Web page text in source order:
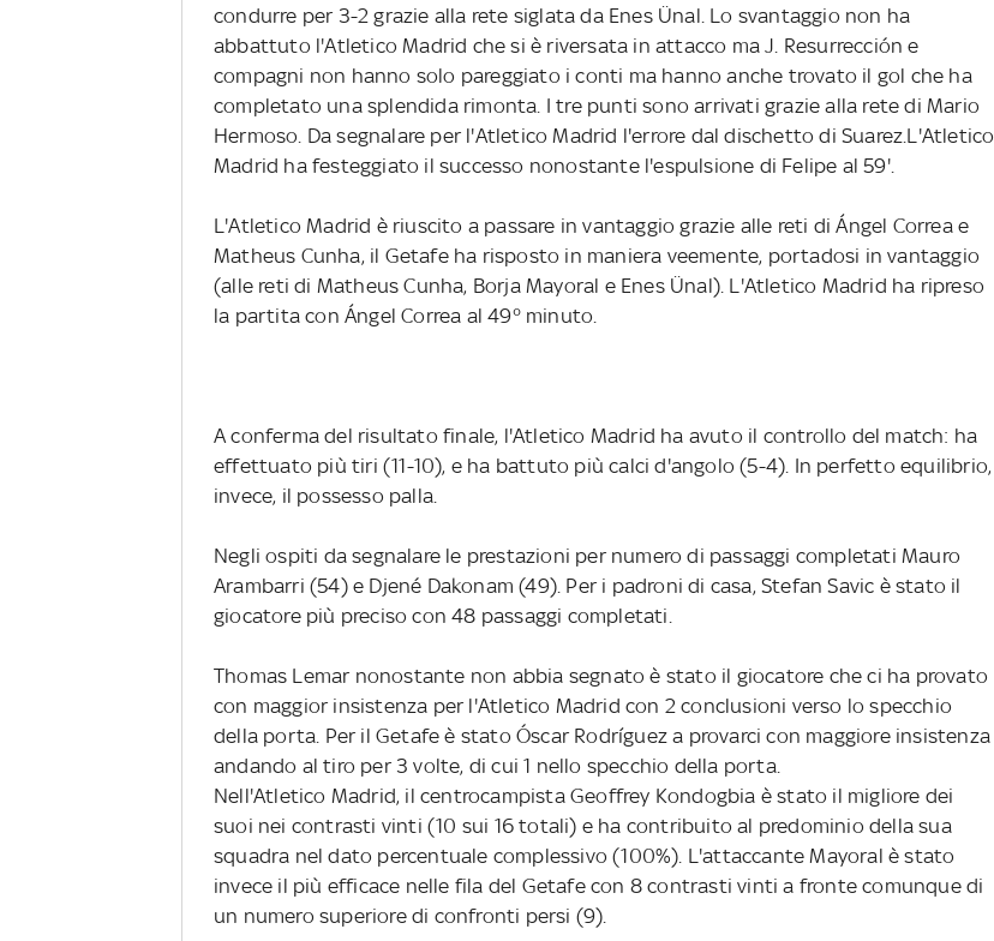
condurre per 3-2 grazie alla rete siglata da Enes Ünal. Lo svantaggio non ha
abbattuto l'Atletico Madrid che si è riversata in attacco ma J. Resurrección e
compagni non hanno solo pareggiato i conti ma hanno anche trovato il gol che ha
completato una splendida rimonta. I tre punti sono arrivati grazie alla rete di Mario
Hermoso. Da segnalare per l'Atletico Madrid l'errore dal dischetto di Suarez.L'Atletico
Madrid ha festeggiato il successo nonostante l'espulsione di Felipe al 59'.
L'Atletico Madrid è riuscito a passare in vantaggio grazie alle reti di Ángel Correa e
Matheus Cunha, il Getafe ha risposto in maniera veemente, portadosi in vantaggio
(alle reti di Matheus Cunha, Borja Mayoral e Enes Ünal). L'Atletico Madrid ha ripreso
la partita con Ángel Correa al 49° minuto.
A conferma del risultato finale, l'Atletico Madrid ha avuto il controllo del match: ha
effettuato più tiri (11-10), e ha battuto più calci d'angolo (5-4). In perfetto equilibrio,
invece, il possesso palla.
Negli ospiti da segnalare le prestazioni per numero di passaggi completati Mauro
Arambarri (54) e Djené Dakonam (49). Per i padroni di casa, Stefan Savic è stato il
giocatore più preciso con 48 passaggi completati.
Thomas Lemar nonostante non abbia segnato è stato il giocatore che ci ha provato
con maggior insistenza per l'Atletico Madrid con 2 conclusioni verso lo specchio
della porta. Per il Getafe è stato Óscar Rodríguez a provarci con maggiore insistenza
andando al tiro per 3 volte, di cui 1 nello specchio della porta.
Nell'Atletico Madrid, il centrocampista Geoffrey Kondogbia è stato il migliore dei
suoi nei contrasti vinti (10 sui 16 totali) e ha contribuito al predominio della sua
squadra nel dato percentuale complessivo (100%). L'attaccante Mayoral è stato
invece il più efficace nelle fila del Getafe con 8 contrasti vinti a fronte comunque di
un numero superiore di confronti persi (9).